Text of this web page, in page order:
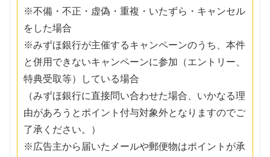
※不備・不正・虚偽・重複・いたずら・キャンセル
をした場合
※みずほ銀行が主催するキャンペーンのうち、本件
と併用できないキャンペーンに参加（エントリー、
特典受取等）している場合
（みずほ銀行に直接問い合わせた場合、いかなる理
由があろうとポイント付与対象外となりますのでご
了承ください。）
※広告主から届いたメールや郵便物はポイントが承